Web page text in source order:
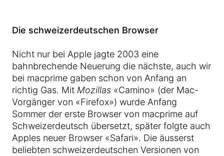
Die schweizerdeutschen Browser
Nicht nur bei Apple jagte 2003 eine
bahnbrechende Neuerung die nächste, auch wir
bei macprime gaben schon von Anfang an
richtig Gas. Mit Mozillas «Camino» (der Mac-
Vorgänger von «Firefox») wurde Anfang
Sommer der erste Browser von macprime auf
Schweizerdeutsch übersetzt, später folgte auch
Apples neuer Browser «Safari». Die äusserst
beliebten schweizerdeutschen Versionen von